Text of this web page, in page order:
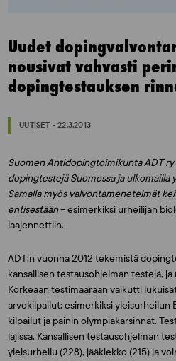
Uudet
nousivat vahvasti
dopingtestauksen
UUTISET - 22.3.2013
Suomen Antidopingtoimikunta ADT
dopingtestejä Suomessa ja ulkomailla
Samalla myös valvontamenetelmät
entisestään– esimerkiksi urheilijan
laajennettiin.
ADT:n vuonna 2012 tekemistä
kansallisen testausohjelman testejä, ja
Korkeaan testimäärään vaikutti
arvokilpailut: esimerkiksi yleisurheilun
kilpailut ja painin olympiakarsinnat.
lajissa. Kansallisen testausohjelman
yleisurheilu (228), jääkiekko (215) ja